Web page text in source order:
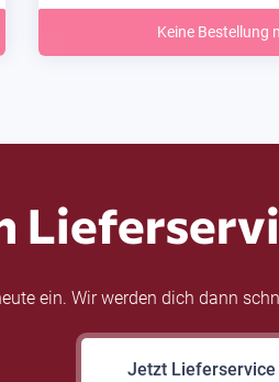
Keine Bestellung
ein. Wir werden dich dann
Jetzt